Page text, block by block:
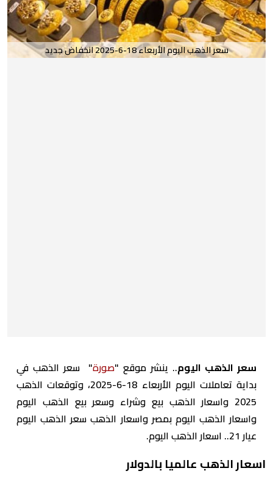
سعر الذهب اليوم الأربعاء 18-6-2025 انخفاض جديد
سعر الذهب اليوم.. ينشر موقع "صورة" سعر الذهب في
بداية تعاملات اليوم الأربعاء 18-6-2025، وتوقعات الذهب
2025 واسعار الذهب بيع وشراء وسعر بيع الذهب اليوم
واسعار الذهب اليوم بمصر واسعار الذهب سعر الذهب اليوم
عيار 21.. اسعار الذهب اليوم.
اسعار الذهب عالميا بالدولار